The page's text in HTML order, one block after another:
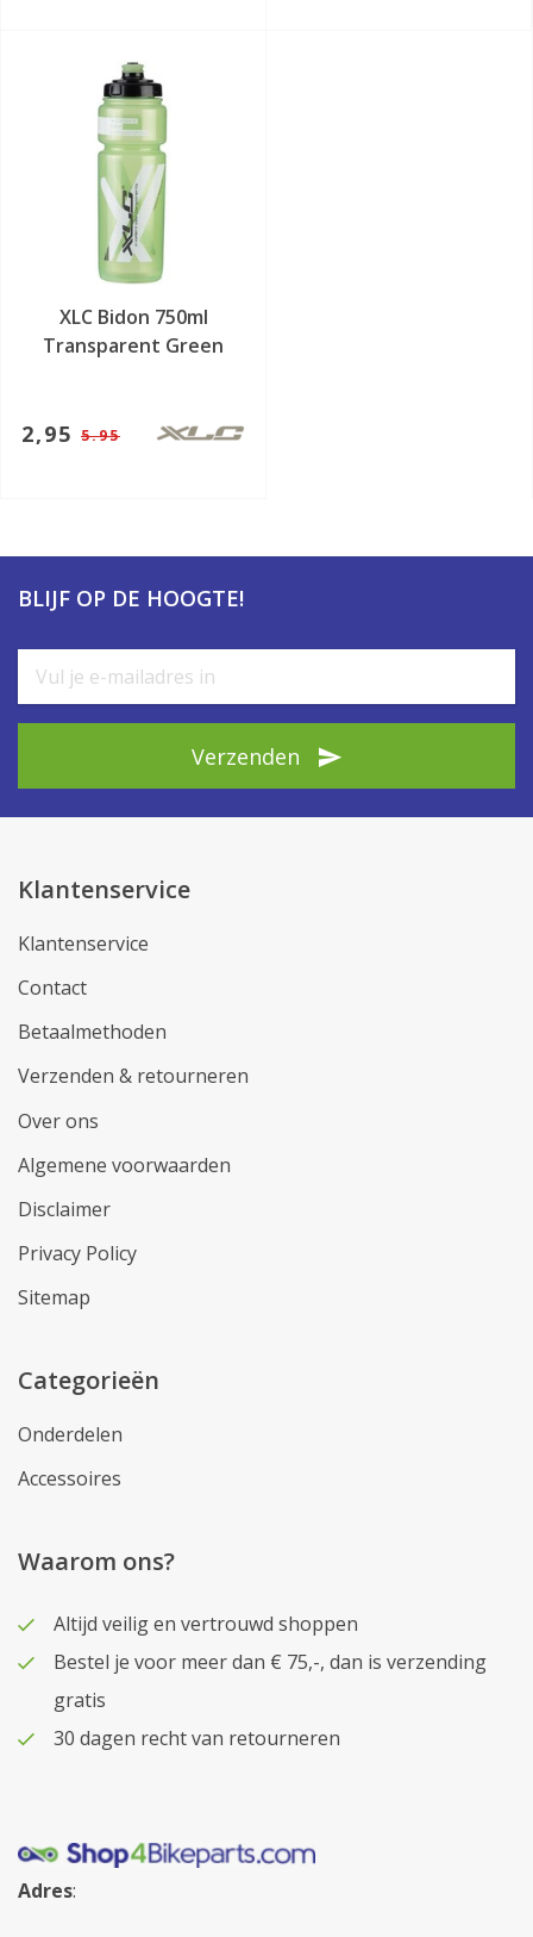
XLC Bidon 750ml
Transparent Green
2,95 5.95
BLIJF OP DE HOOGTE!
Verzenden
Klantenservice
Klantenservice
Contact
Betaalmethoden
Verzenden & retourneren
Over ons
Algemene voorwaarden
Disclaimer
Privacy Policy
Sitemap
Categorieën
Onderdelen
Accessoires
Waarom ons?
Altijd veilig en vertrouwd shoppen
Bestel je voor meer dan € 75,-, dan is verzending
gratis
30 dagen recht van retourneren
Adres: